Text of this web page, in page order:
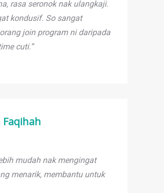
rasa seronok nak ulangkaji.
kondusif. So sangat
join program ni daripada
cuti.”
mudah nak mengingat
menarik, membantu untuk